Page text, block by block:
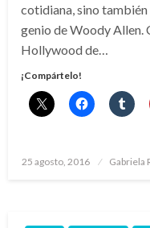
cotidiana, sino
genio de Woody Allen.
Hollywood de…
¡Compártelo!
Publicado
25 agosto, 2016 Gabriela